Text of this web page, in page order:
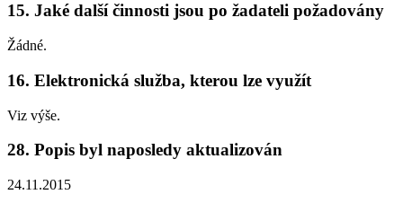
15. Jaké další činnosti jsou po žadateli požadovány
Žádné.
16. Elektronická služba, kterou lze využít
Viz výše.
28. Popis byl naposledy aktualizován
24.11.2015